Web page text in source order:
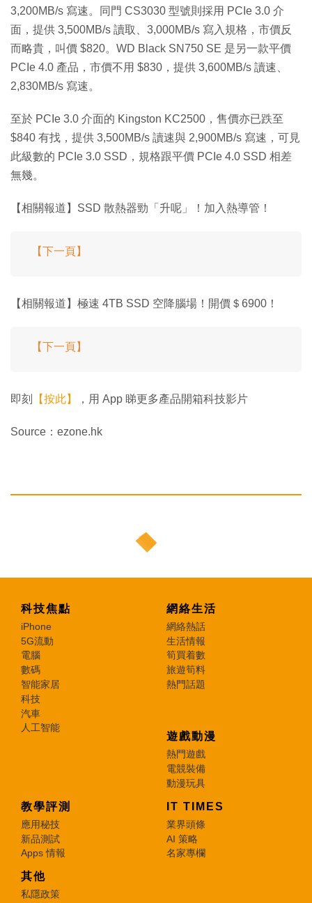
3,200MB/s 寫速。同門 CS3030 型號則採用 PCIe 3.0 介
面，提供 3,500MB/s 讀取、3,000MB/s 寫入規格，市價反
而略貴，叫價 $820。WD Black SN750 SE 是另一款平價
PCIe 4.0 產品，市價不用 $830，提供 3,600MB/s 讀速、
2,830MB/s 寫速。
至於 PCIe 3.0 介面的 Kingston KC2500，售價亦已跌至
$840 有找，提供 3,500MB/s 讀速與 2,900MB/s 寫速，可見
此級數的 PCIe 3.0 SSD，規格跟平價 PCIe 4.0 SSD 相差
無幾。
【相關報道】SSD 散熱器勁「升呢」！加入熱導管！
【下一頁】
【相關報道】極速 4TB SSD 空降腦場！開價＄6900！
【下一頁】
即刻 【按此】 ，用 App 睇更多產品開箱科技影片
Source：ezone.hk
科技焦點
iPhone
5G流動
電腦
數碼
智能家居
科技
汽車
人工智能
網絡生活
網絡熱話
生活情報
筍買着數
旅遊筍料
熱門話題
遊戲動漫
熱門遊戲
電競裝備
動漫玩具
教學評測
應用秘技
新品測試
Apps 情報
IT TIMES
業界頭條
AI 策略
名家專欄
其他
私隱政策